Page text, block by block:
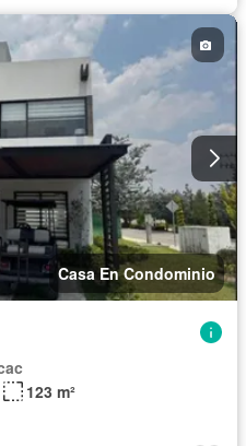
Casa En Condominio
123 m²